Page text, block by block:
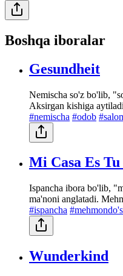
Boshqa iboralar
Gesundheit
Nemischa so'z bo'lib,
Aksirgan kishiga
#nemischa #odob
Mi Casa Es Tu
Ispancha ibora bo'lib,
ma'noni anglatadi.
#ispancha
Wunderkind